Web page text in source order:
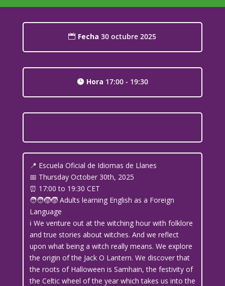
Fecha30 octubre 2025
Hora 17:00 - 19:30
📍 Escuela Oficial de Idiomas de Llanes
📅 Thursday October 30th, 2025
⏰ 17:00 to 19:30 CET
🧑‍🧑‍🧒‍🧒 Adults learning English as a Foreign
Language
ℹ️ We venture out at the witching hour with folklore
and true stories about witches. And we reflect
upon what being a witch really means. We explore
the origin of the Jack O Lantern. We discover that
the roots of Halloween is Samhain, the festivity of
the Celtic wheel of the year which takes us into the